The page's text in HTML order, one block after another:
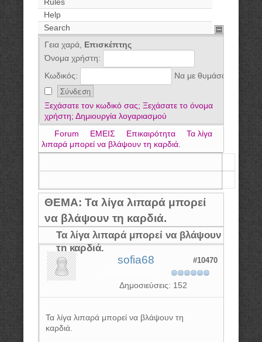
Help
Search
Γεια χαρά, Επισκέπτης
Όνομα χρήστη:
Κωδικός:
Να με θυμάσαι
Ξεχάσατε τον κωδικό σας; Ξεχάσατε το όνομα
χρήστη; Δημιουργία λογαριασμού
Forum
ΕΜΕΙΣ Επικαιρότητα
Τα λίγα
λιπαρά μπορεί να βλάψουν τη καρδιά.
ΘΕΜΑ: Τα λίγα λιπαρά μπορεί
να βλάψουν τη καρδιά.
Τα λίγα λιπαρά μπορεί να βλάψουν
τη καρδιά.
#10470
sofia68
Δημοσιεύσεις: 152
Τα λίγα λιπαρά μπορεί να βλάψουν τη
καρδιά.